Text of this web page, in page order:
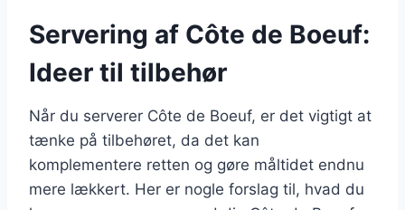
Servering af Côte de Boeuf:
Ideer til tilbehør
Når du serverer Côte de Boeuf, er det vigtigt at
tænke på tilbehøret, da det kan
komplementere retten og gøre måltidet endnu
mere lækkert. Her er nogle forslag til, hvad du